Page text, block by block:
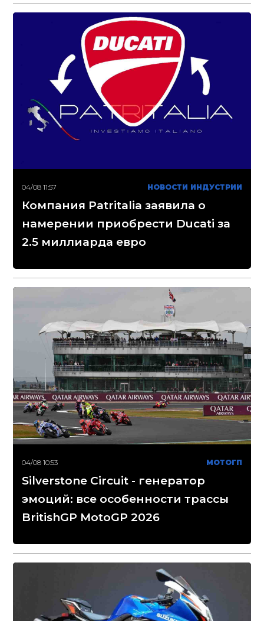
04/08 11:57 НОВОСТИ ИНДУСТРИИ
Компания Patritalia заявила о
намерении приобрести Ducati за
2.5 миллиарда евро
04/08 10:53 МОТОГП
Silverstone Circuit - генератор
эмоций: все особенности трассы
BritishGP MotoGP 2026